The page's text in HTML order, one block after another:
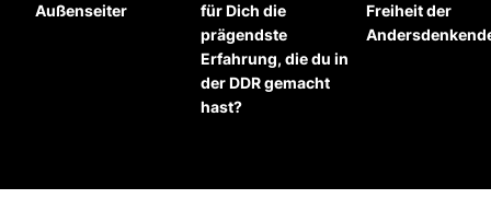
Außenseiter
für Dich die
prägendste
Erfahrung, die du in
der DDR gemacht
hast?
Freiheit der